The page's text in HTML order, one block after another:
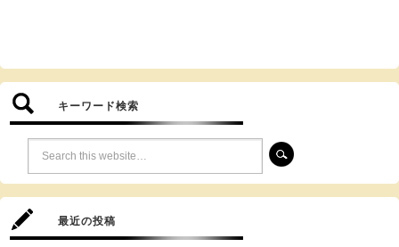
キーワード検索
最近の投稿